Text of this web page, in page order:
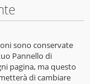
sono conservate
Pannello di
pagina, ma questo
di cambiare